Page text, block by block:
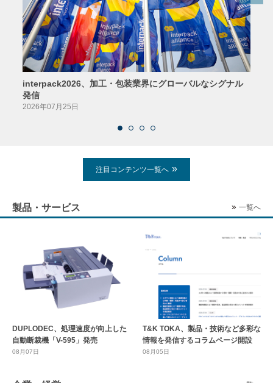
interpack2026、加工・包装業界にグローバルなシグナル
発信
2026年07月25日
注目コンテンツ一覧へ
製品・サービス 一覧へ
DUPLODEC、処理速度が向上した
自動断裁機「V-595」発売
08月07日
T&K TOKA、製品・技術など多彩な
情報を発信するコラムページ開設
08月05日